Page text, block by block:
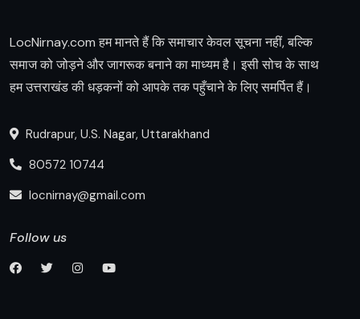
LocNirnay.com हम मानते हैं कि समाचार केवल सूचना नहीं, बल्कि
समाज को जोड़ने और जागरूक बनाने का माध्यम है। इसी सोच के साथ
हम उत्तराखंड की धड़कनों को आपके तक पहुँचाने के लिए समर्पित हैं।
Rudrapur, U.S. Nagar, Uttarakhand
80572 10744
locnirnay@gmail.com
Follow us